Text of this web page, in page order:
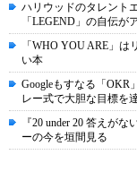
ハリウッドのタレント
「LEGEND」の自伝が
「WHO YOU ARE」
い本
Googleもすなる「OKR
レー式で大胆な目標を
『20 under 20 答えが
ーの今を垣間見る